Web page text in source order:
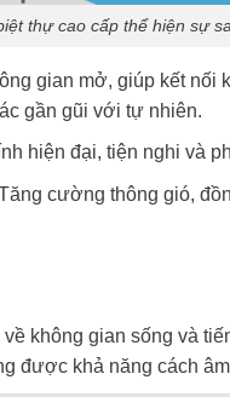
thự cao cấp thể hiện sự
gian mở, giúp kết nối
gần gũi với tự nhiên.
hiện đại, tiện nghi và
cường thông gió,
không gian sống và
được khả năng cách